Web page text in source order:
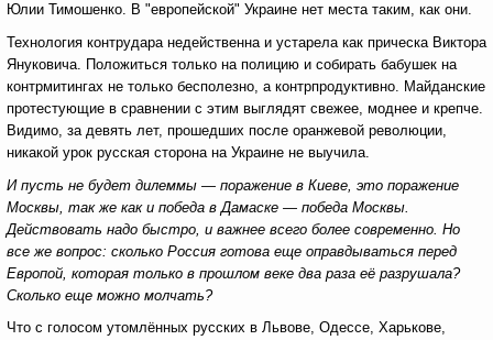
Юлии Тимошенко. В "европейской" Украине нет места таким, как они.
Технология контрудара недейственна и устарела как прическа Виктора
Януковича. Положиться только на полицию и собирать бабушек на
контрмитингах не только бесполезно, а контрпродуктивно. Майданские
протестующие в сравнении с этим выглядят свежее, моднее и крепче.
Видимо, за девять лет, прошедших после оранжевой революции,
никакой урок русская сторона на Украине не выучила.
И пусть не будет дилеммы — поражение в Киеве, это поражение
Москвы, так же как и победа в Дамаске — победа Москвы.
Действовать надо быстро, и важнее всего более современно. Но
все же вопрос: сколько Россия готова еще оправдываться перед
Европой, которая только в прошлом веке два раза её разрушала?
Сколько еще можно молчать?
Что с голосом утомлённых русских в Львове, Одессе, Харькове,